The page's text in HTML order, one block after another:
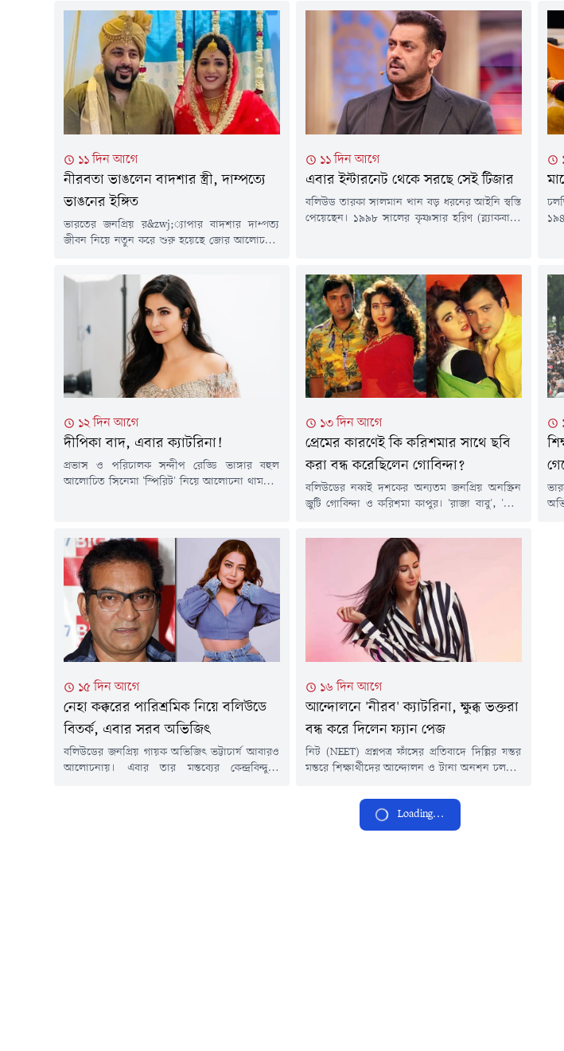
'লাভ জিহাদ' প্রচারের অদ্ভুত অভিযোগ এনে
নেটদুনিয়ায় পোস্ট ও ভয়েস নোটের মাধ্যমে সোজা
মেরে ফেলার হুমকি দেওয়া হয়েছে এই তারকাকে।
কুখ্যাত লরেন্স বিষ্ণোই গ্যাংয়ের নাম জড়িয়ে ভেসে
আসা এই হুমকিতে...
অনুষ্ঠানে ছবিটির অংশ হতে পারার উচ্ছ্বাস প্রকাশ
করেছেন তিনি। পাশাপাশি তেলেগু ও হিন্দি
চলচ্চিত্রশিল্পের কাজের পরিবেশের পার্থক্য নিয়েও
খোলামেলা কথা বলেছেন এই অভিনেত্রী।রাকুলের
মতে, তেলেগু চলচ্চিত্রশিল্পে সবাই একটি পরিবারের
মতো কাজ...
এক
১১ দিন আগে
নীরবতা ভাঙলেন বাদশার স্ত্রী, দাম্পত্যে
ভাঙনের ইঙ্গিত
ভারতের জনপ্রিয় র&zwj;্যাপার বাদশার দাম্পত্য
জীবন নিয়ে নতুন করে শুরু হয়েছে জোর আলোচনা।
আবেগঘন সামাজিক যোগাযোগমাধ্যম পোস্ট ঘিরে
তাদের সম্পর্কে টানাপোড়েনের গুঞ্জন ছড়িয়ে পড়েছে।
সম্প্রতি নিজের সামাজিক যোগাযোগমাধ্যমে একটি
দীর্ঘ স্ট্যাটাস প্রকাশ করেন ইশা। সেখানে তিনি
লেখেন, এমন কিছু লড়াই আছে, যার কোনো
১১ দিন আগে
এবার ইন্টারনেট থেকে সরছে সেই টিজার
বলিউড তারকা সালমান খান বড় ধরনের আইনি স্বস্তি
পেয়েছেন। ১৯৯৮ সালের কৃষ্ণসার হরিণ (ব্ল্যাকবাক)
থেকে সরানোর নির্দেশ দিয়েছে দিল্লি হাই কোর্ট।
আদালতের নির্দেশ অনুযায়ী, ছবির টিজার, অনলাইন
লিংক এবং ছবির...
১২ দিন আগে
দীপিকা বাদ, এবার ক্যাটরিনা!
প্রভাস ও পরিচালক সন্দীপ রেড্ডি ভাঙ্গার বহুল
আলোচিত সিনেমা 'স্পিরিট' নিয়ে আলোচনা থামছেই
ক্যাটরিনা কাইফকে।বিভিন্ন প্রতিবেদনে দাবি করা হয়,
মা হওয়ার পর 'স্পিরিট' দিয়েই বড় পর্দায় ফিরতে
পারেন ক্যাটরিনা।...
১৩ দিন আগে
প্রেমের কারণেই কি করিশমার সাথে ছবি
করা বন্ধ করেছিলেন গোবিন্দা?
বলিউডের নব্বই দশকের অন্যতম জনপ্রিয় অনস্ক্রিন
জুটি গোবিন্দা ও করিশমা কাপুর। 'রাজা বাবু', 'কুলি
সুপারহিট ছবি উপহার দেওয়া সত্ত্বেও কেন তাঁদের জুটি
ভেঙে গিয়েছিল, তা নিয়ে দীর্ঘদিন ধরেই নানা জল্পনা
ছিল। সম্প্রতি 'হিরো নং ১' ছবির অভিনেত্রী শাগুফতা
আলি এক সাক্ষাৎকারে...
১৫ দিন আগে
নেহা কক্করের পারিশ্রমিক নিয়ে বলিউডে
বিতর্ক, এবার সরব অভিজিৎ
বলিউডের জনপ্রিয় গায়ক অভিজিৎ ভট্টাচার্য আবারও
আলোচনায়। এবার তার মন্তব্যের কেন্দ্রবিন্দুতে
১৬ দিন আগে
আন্দোলনে 'নীরব' ক্যাটরিনা, ক্ষুব্ধ ভক্তরা
বন্ধ করে দিলেন ফ্যান পেজ
নিট (NEET) প্রশ্নপত্র ফাঁসের প্রতিবাদে দিল্লির যন্তর
মন্তরে শিক্ষার্থীদের আন্দোলন ও টানা অনশন চলছে।
পুলিশের লাঠিচার্জের অভিযোগও উঠেছে। ঘটনার
প্রতিবাদে বলিউডের অনেক তারকা মুখ খুললেও নীরব
রয়েছেন ক্যাটরিনা কাইফ। এই নীরবতায় ক্ষুব্ধ
Loading...